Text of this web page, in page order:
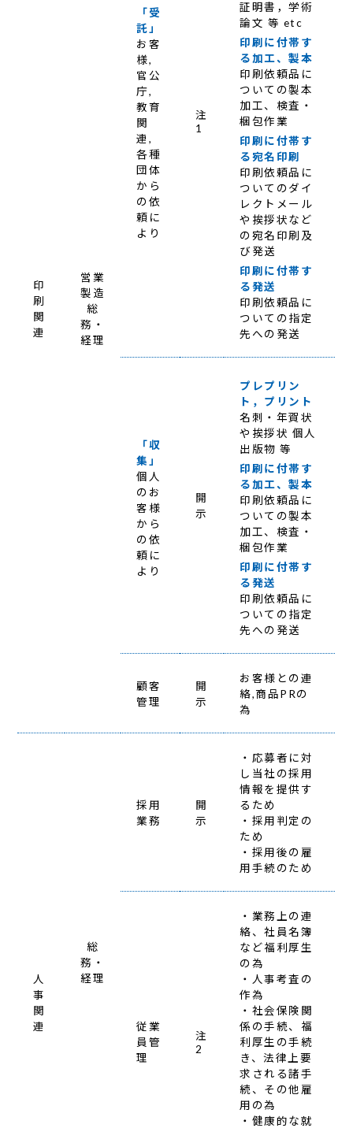
印
刷
関
連
営業
製造
総
務・
経理
「受
託」
お客
様,
官公
庁,
教育
関
連,
各種
団体
から
の依
頼に
より
注
1
証明書，学術
論文 等 etc
印刷に付帯す
る加工、製本
印刷依頼品に
ついての製本
加工、検査・
梱包作業
印刷に付帯す
る宛名印刷
印刷依頼品に
ついてのダイ
レクトメール
や挨拶状など
の宛名印刷及
び発送
印刷に付帯す
る発送
印刷依頼品に
ついての指定
先への発送
「収
集」
個人
のお
客様
から
の依
頼に
より
開
示
プレプリン
ト，プリント
名刺・年賀状
や挨拶状 個人
出版物 等
印刷に付帯す
る加工、製本
印刷依頼品に
ついての製本
加工、検査・
梱包作業
印刷に付帯す
る発送
印刷依頼品に
ついての指定
先への発送
顧客
管理
開
示
お客様との連
絡,商品PRの
為
人
事
関
連
総
務・
経理
採用
業務
開
示
・応募者に対
し当社の採用
情報を提供す
るため
・採用判定の
ため
・採用後の雇
用手続のため
従業
員管
理
注
2
・業務上の連
絡、社員名簿
など福利厚生
の為
・人事考査の
作為
・社会保険関
係の手続、福
利厚生の手続
き、法律上要
求される諸手
続、その他雇
用の為
・健康的な就